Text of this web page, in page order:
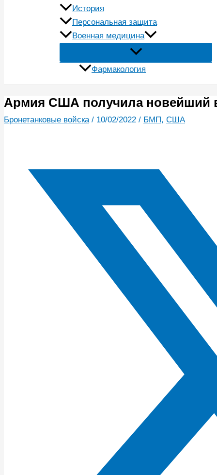
История
Персональная защита
Военная медицина
Фармакология
Армия США получила новейший
Бронетанковые войска / 10/02/2022 / БМП, США